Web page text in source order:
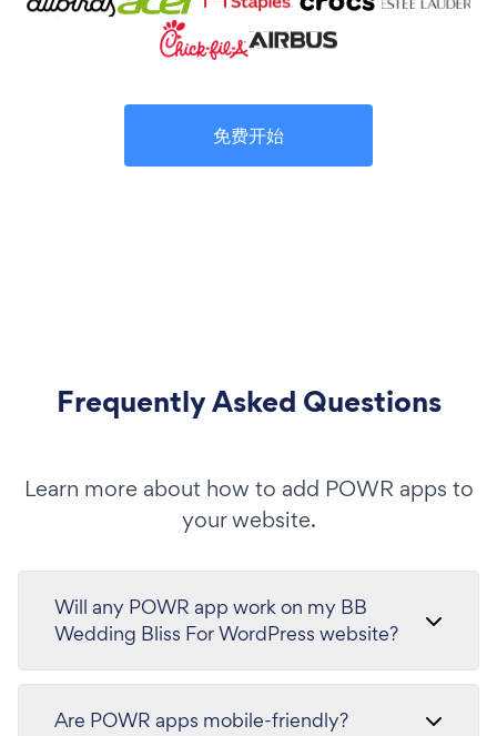
免费开始
Frequently Asked Questions
Learn more about how to add POWR apps to
your website.
Will any POWR app work on my BB
Wedding Bliss For WordPress website?
Are POWR apps mobile-friendly?